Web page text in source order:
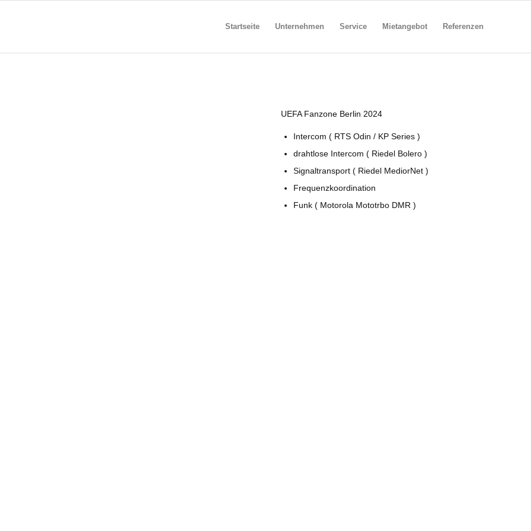
Startseite Unternehmen Service Mietangebot Referenzen
UEFA Fanzone Berlin 2024
Intercom ( RTS Odin / KP Series )
drahtlose Intercom ( Riedel Bolero )
Signaltransport ( Riedel MediorNet )
Frequenzkoordination
Funk ( Motorola Mototrbo DMR )